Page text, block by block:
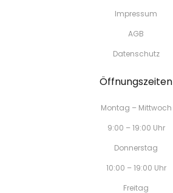
Impressum
AGB
Datenschutz
Öffnungszeiten
Montag – Mittwoch
9:00 – 19:00 Uhr
Donnerstag
10:00 – 19:00 Uhr
Freitag